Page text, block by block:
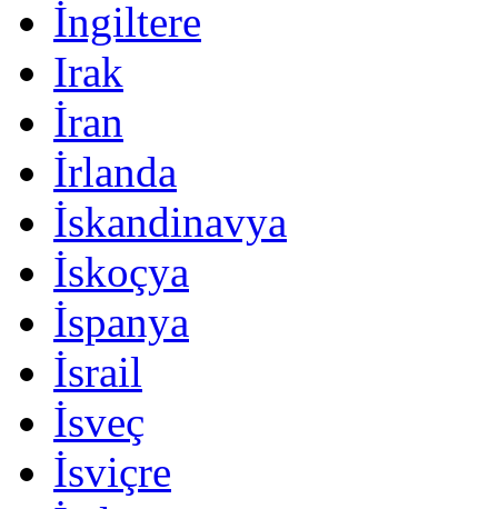
İngiltere
Irak
İran
İrlanda
İskandinavya
İskoçya
İspanya
İsrail
İsveç
İsviçre